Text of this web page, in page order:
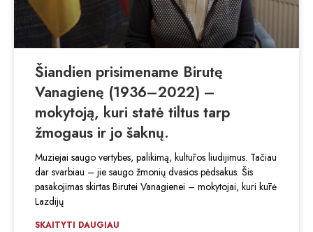
Šiandien prisimename Birutę
Vanagienę (1936–2022) –
mokytoją, kuri statė tiltus tarp
žmogaus ir jo šaknų.
Muziejai saugo vertybes, palikimą, kultūros liudijimus. Tačiau
dar svarbiau – jie saugo žmonių dvasios pėdsakus. Šis
pasakojimas skirtas Birutei Vanagienei – mokytojai, kuri kūrė
Lazdijų
SKAITYTI DAUGIAU